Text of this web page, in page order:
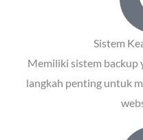
Sistem
Memiliki sistem backup
langkah penting untuk